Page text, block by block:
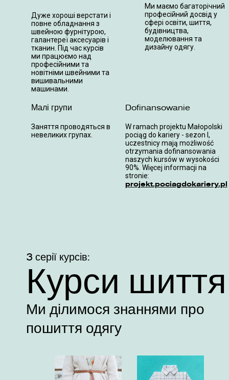
Дуже хороші верстати і
повне обладнання з
швейною фурнітурою,
галантереї аксесуарів і
тканин. Під час курсів
ми працюємо над
професійними та
новітніми швейними та
вишивальними
машинами.
Ми маємо багаторічний
професійний досвід у
сфері освіти, шиття,
будівництва,
моделювання та
дизайну одягу.
Малі групи
Заняття проводяться в
невеликих групах.
Dofinansowanie
W ramach projektu Małopolski
pociąg do kariery - sezon I,
uczestnicy mają możliwość
otrzymania dofinansowania
naszych kursów w wysokości
90%. Więcej informacji na
stronie:
projekt.pociagdokariery.pl
3 серії курсів:
Курси шиття
Ми ділимося знаннями про
пошиття одягу